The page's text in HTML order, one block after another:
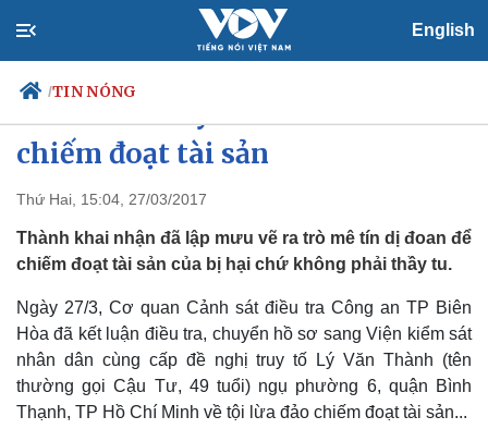
English
/TIN NÓNG
Chính trị
Đảng
Tổ chức nhân sự
Nhận diện sự thật
Tin 24h
Dự báo thời tiết
Dấu ấn VOV
Việc làm
Biển đảo
chiếm đoạt tài sản
Thứ Hai, 15:04, 27/03/2017
Thành khai nhận đã lập mưu vẽ ra trò mê tín dị đoan để
chiếm đoạt tài sản của bị hại chứ không phải thầy tu.
Ngày 27/3, Cơ quan Cảnh sát điều tra Công an TP Biên
Hòa đã kết luận điều tra, chuyển hồ sơ sang Viện kiểm sát
nhân dân cùng cấp đề nghị truy tố Lý Văn Thành (tên
thường gọi Cậu Tư, 49 tuổi) ngụ phường 6, quận Bình
Thạnh, TP Hồ Chí Minh về tội lừa đảo chiếm đoạt tài sản...